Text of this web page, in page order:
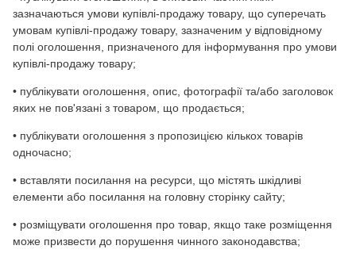
зазначаються умови купівлі-продажу товару, що суперечать
умовам купівлі-продажу товару, зазначеним у відповідному
полі оголошення, призначеного для інформування про умови
купівлі-продажу товару;
• публікувати оголошення, опис, фотографії та/або заголовок
яких не пов'язані з товаром, що продається;
• публікувати оголошення з пропозицією кількох товарів
одночасно;
• вставляти посилання на ресурси, що містять шкідливі
елементи або посилання на головну сторінку сайту;
• розміщувати оголошення про товар, якщо таке розміщення
може призвести до порушення чинного законодавства;